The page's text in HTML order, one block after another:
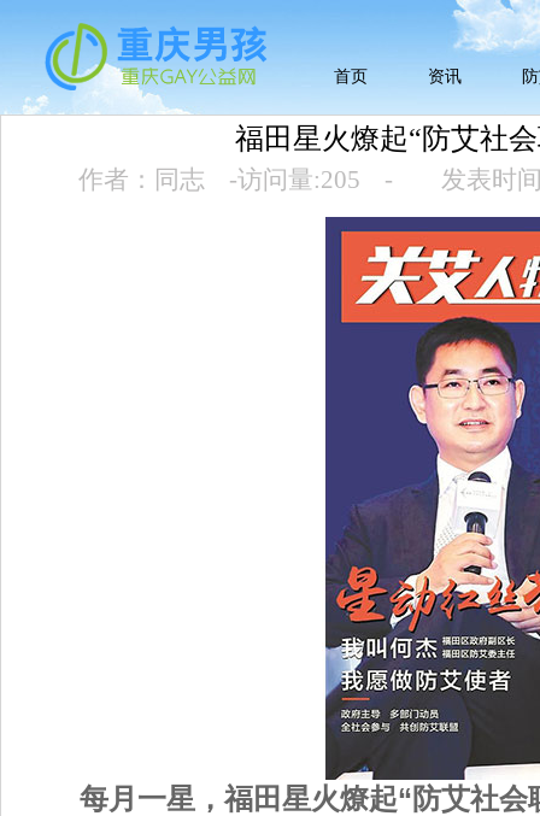
首页 资讯
福田星火燎起“防艾社
作者：同志 -访问量:205 - 发表时
每月一星，福田星火燎起“防艾社会